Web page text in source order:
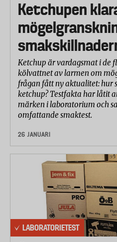
Ketchupen
Ketchup är vardagsmat i de
kölvattnet av larmen om
frågan fått ny aktualitet: hur
ketchup? Testfakta har låtit
märken i laboratorium och
omfattande smaktest.
26 JANUARI
LABORATORIETEST